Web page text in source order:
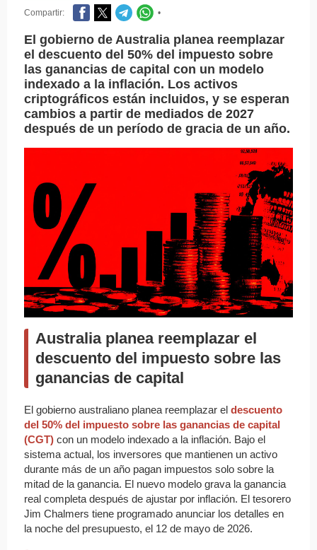
Compartir: •
El gobierno de Australia planea reemplazar
el descuento del 50% del impuesto sobre
las ganancias de capital con un modelo
indexado a la inflación. Los activos
criptográficos están incluidos, y se esperan
cambios a partir de mediados de 2027
después de un período de gracia de un año.
Australia planea reemplazar el
descuento del impuesto sobre las
ganancias de capital
El gobierno australiano planea reemplazar el descuento
del 50% del impuesto sobre las ganancias de capital
(CGT) con un modelo indexado a la inflación. Bajo el
sistema actual, los inversores que mantienen un activo
durante más de un año pagan impuestos solo sobre la
mitad de la ganancia. El nuevo modelo grava la ganancia
real completa después de ajustar por inflación. El tesorero
Jim Chalmers tiene programado anunciar los detalles en
la noche del presupuesto, el 12 de mayo de 2026.